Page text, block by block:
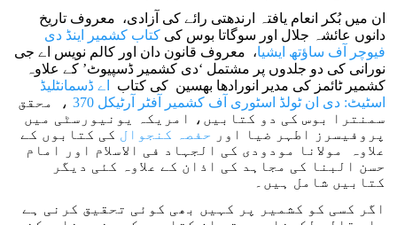
ان میں بُکر انعام یافتہ ارندھتی رائے کی آزادی، معروف تاریخ
دانوں عائشہ جلال اور سوگاتا بوس کیکتاب کشمیر اینڈ دی
فیوچر آف ساؤتھ ایشیا، معروف قانون دان اور کالم نویس اے جی
نورانی کی دو جلدوں پر مشتمل ‘دی کشمیر ڈسپیوٹ’ کے علاوہ
کشمیر ٹائمز کی مدیر انورادھا بھسین کی کتاب
اے ڈسمانٹلیڈ
اسٹیٹ: دی ان ٹولڈ اسٹوری آف کشمیر آفٹر آرٹیکل 370
، محقق
سمنترا بوس کی دو کتابیں، امریکہ یونیورسٹی میں
پروفیسرز اطہر ضیا اور حفصہ کنجوال کی کتابوں کے
علاوہ مولانا مودودی کی الجہاد فی الاسلام اور امام
حسن البنا کی مجاہد کی اذان کے علاوہ کئی دیگر
کتابیں شامل ہیں۔
اگر کسی کو کشمیر پر کہیں بھی کوئی تحقیق کرنی ہے